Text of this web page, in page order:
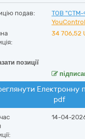
подав: ТОВ "СТМ-
YouControl
34 706,52
позиції
Електронну
pdf
14-04-